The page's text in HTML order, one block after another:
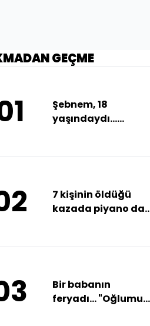
GEÇME
Şebnem, 18
yaşındaydı...
7 kişinin öldüğü
kazada piyano da
Bir babanın
feryadı... "Oğlumun